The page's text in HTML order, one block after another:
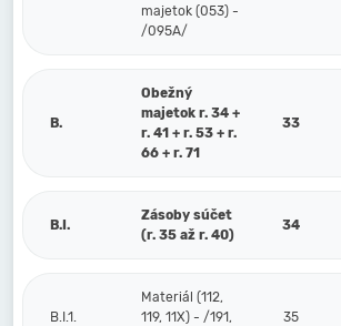
majetok (053) -
/095A/
B.
Obežný
majetok r. 34 +
r. 41 + r. 53 + r.
66 + r. 71
33
B.I.
Zásoby súčet
(r. 35 až r. 40)
34
B.I.1.
Materiál (112,
119, 11X) - /191,
35